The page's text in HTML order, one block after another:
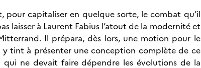
pour capitaliser en quelque sorte, le combat qu’il
laisser à Laurent Fabius l’atout de la modernité et
Il prépara, dès lors, une motion pour le
y tint à présenter une conception complète de ce
ne devait faire dépendre les évolutions de la